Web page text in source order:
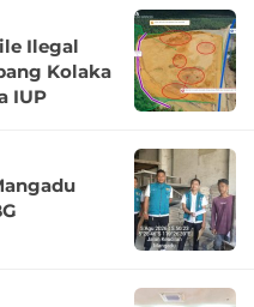
Ilegal
Kolaka
IUP